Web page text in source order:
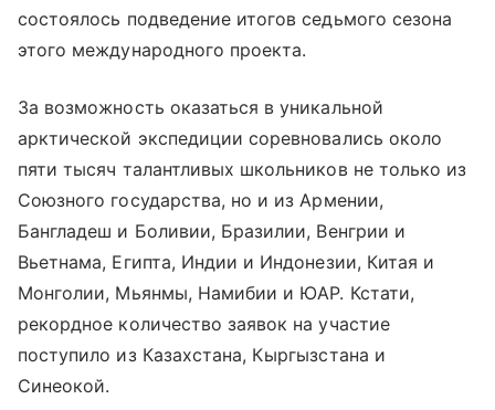
состоялось подведение итогов седьмого сезона
этого международного проекта.
За возможность оказаться в уникальной
арктической экспедиции соревновались около
пяти тысяч талантливых школьников не только из
Союзного государства, но и из Армении,
Бангладеш и Боливии, Бразилии, Венгрии и
Вьетнама, Египта, Индии и Индонезии, Китая и
Монголии, Мьянмы, Намибии и ЮАР. Кстати,
рекордное количество заявок на участие
поступило из Казахстана, Кыргызстана и
Синеокой.